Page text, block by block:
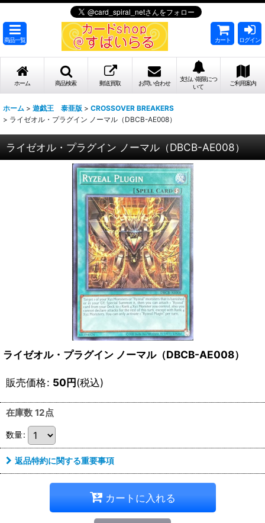
商品一覧 カート ログイン
ホーム 商品検索 郵送買取 お問い合わせ
支払い期限につ
いて
ご利用案内
ホーム > 遊戯王 泰亜版 > CROSSOVER BREAKERS
> ライゼオル・プラグイン ノーマル（DBCB-AE008）
ライゼオル・プラグイン ノーマル（DBCB-AE008）
ライゼオル・プラグイン ノーマル（DBCB-AE008）
販売価格: 50円(税込)
在庫数 12点
数量:
返品特約に関する重要事項
カートに入れる